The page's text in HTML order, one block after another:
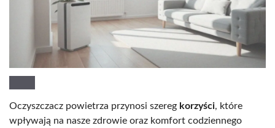
Oczyszczacz powietrza przynosi szereg korzyści, które
wpływają na nasze zdrowie oraz komfort codziennego